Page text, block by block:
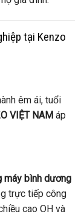
tại Kenzo
êm ái, tuổi
VIỆT NAM áp
máy bình dương
trực tiếp công
cao OH và